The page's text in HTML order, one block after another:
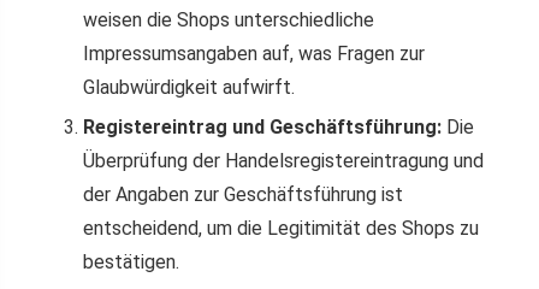
weisen die Shops unterschiedliche
Impressumsangaben auf, was Fragen zur
Glaubwürdigkeit aufwirft.
Registereintrag und Geschäftsführung: Die
Überprüfung der Handelsregistereintragung und
der Angaben zur Geschäftsführung ist
entscheidend, um die Legitimität des Shops zu
bestätigen.